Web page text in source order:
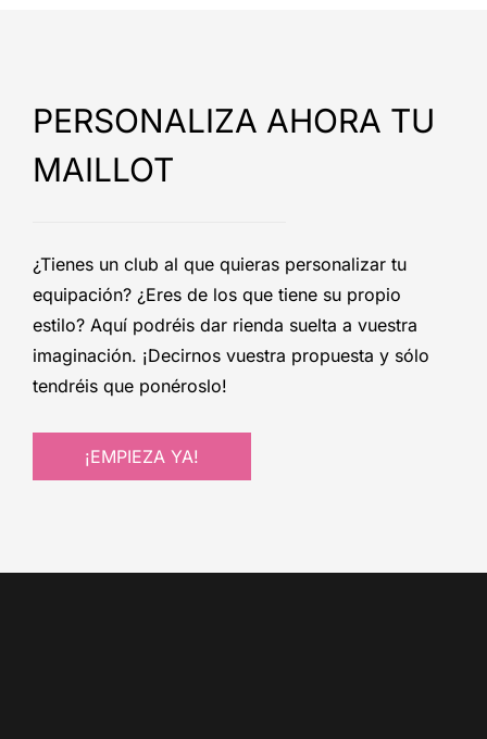
PERSONALIZA AHORA TU
MAILLOT
¿Tienes un club al que quieras personalizar tu
equipación? ¿Eres de los que tiene su propio
estilo? Aquí podréis dar rienda suelta a vuestra
imaginación. ¡Decirnos vuestra propuesta y sólo
tendréis que ponéroslo!
¡EMPIEZA YA!